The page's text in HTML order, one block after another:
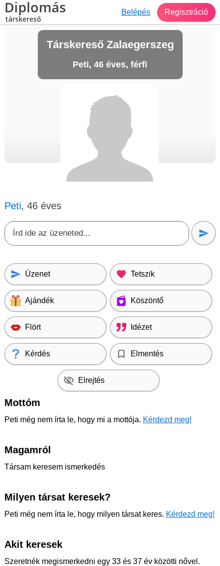
Diplomás
társkereső
Belépés Regisztráció
Társkereső Zalaegerszeg
Peti, 46 éves, férfi
Peti, 46 éves
Üzenet Tetszik
Ajándék Köszöntő
Flört Idézet
Kérdés Elmentés
Elrejtés
Mottóm
Peti még nem írta le, hogy mi a mottója. Kérdezd meg!
Magamról
Társam keresem ismerkedés
Milyen társat keresek?
Peti még nem írta le, hogy milyen társat keres. Kérdezd meg!
Akit keresek
Szeretnék megismerkedni egy 33 és 37 év közötti nővel.